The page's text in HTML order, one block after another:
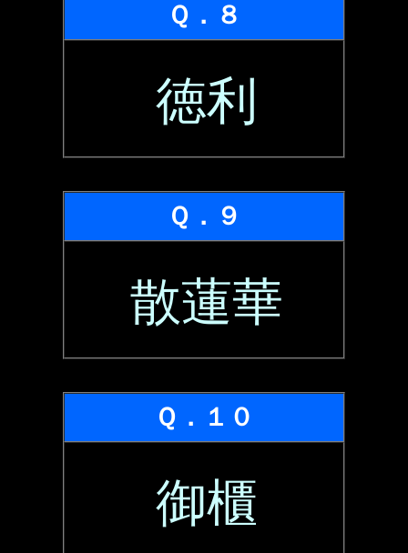
Ｑ．８
徳利
Ｑ．９
散蓮華
Ｑ．１０
御櫃